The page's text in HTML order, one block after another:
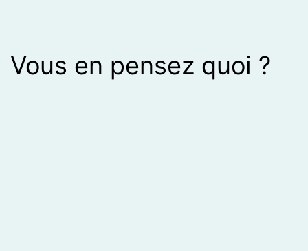
Vous en pensez quoi ?